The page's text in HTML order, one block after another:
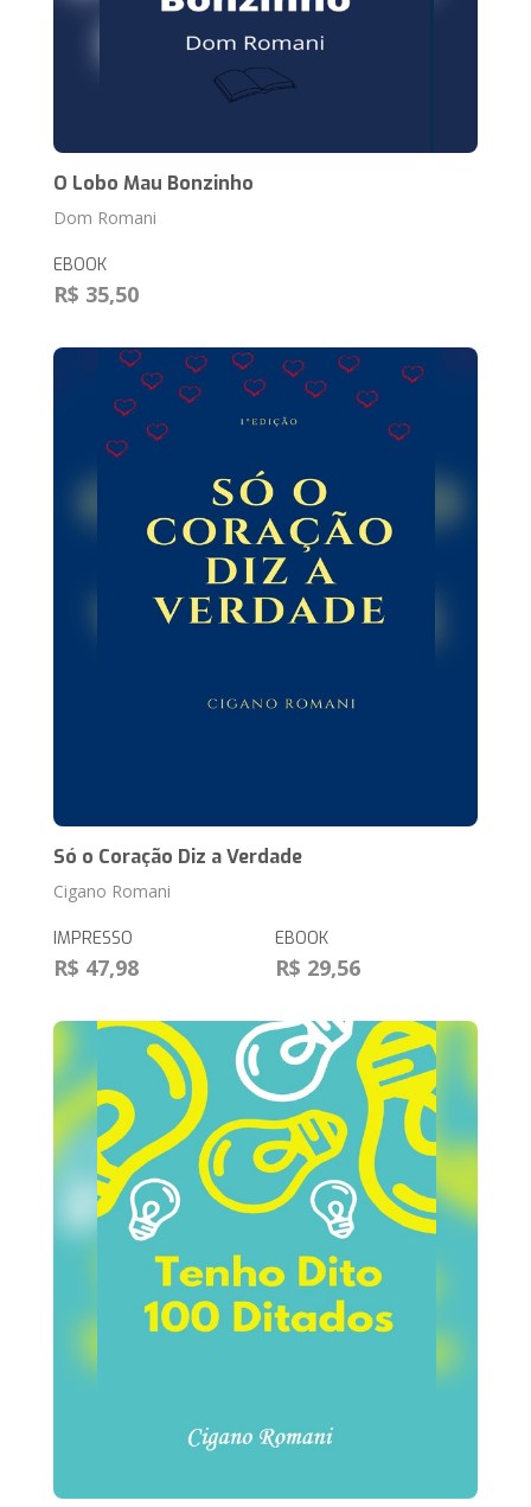
O Lobo Mau Bonzinho
Dom Romani
EBOOK
R$ 35,50
Só o Coração Diz a Verdade
Cigano Romani
IMPRESSO
R$ 47,98
EBOOK
R$ 29,56